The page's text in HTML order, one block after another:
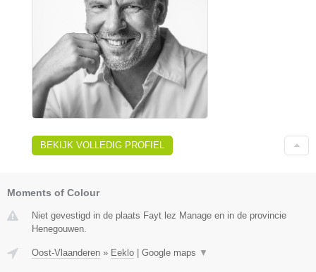
BEKIJK VOLLEDIG PROFIEL
Moments of Colour
Niet gevestigd in de plaats Fayt lez Manage en in de provincie
Henegouwen.
Oost-Vlaanderen » Eeklo Google maps ▼